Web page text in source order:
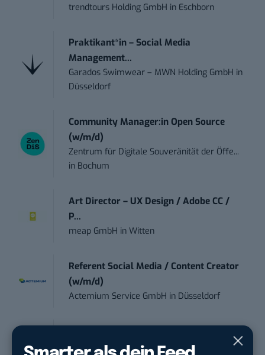
trendtours Holding GmbH in Eschborn
Praktikant*in – Social Media
Management...
Garados Swimwear – MWN Holding GmbH in
Düsseldorf
Community Manager:in Open Source
(w/m/d)
Zentrum für Digitale Souveränität der Öffe...
in Bochum
Art Director – UX Design / Adobe CC /
P...
meap GmbH inWitten
Referent Social Media / Content Creator
(w/m/d)
Actemium Service GmbH in Düsseldorf
1&1 in Montabaur, München